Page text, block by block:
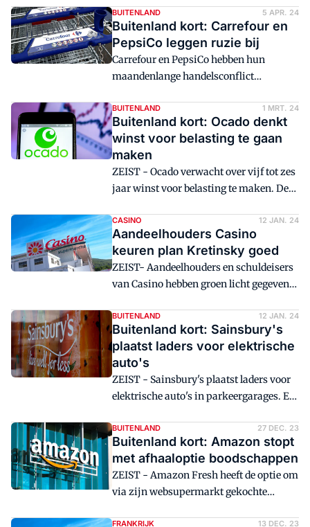
gemaksmarkt, snijdt in het
personeelsbestand en verkoopt slecht
presterende winkels.
BUITENLAND 5 APR. 24
Buitenland kort: Carrefour en
PepsiCo leggen ruzie bij
Carrefour en PepsiCo hebben hun
maandenlange handelsconflict
BUITENLAND 1 MRT. 24
Buitenland kort: Ocado denkt
winst voor belasting te gaan
maken
ZEIST - Ocado verwacht over vijf tot zes
jaar winst voor belasting te maken. De
komende jaren genoeg geld genereren
om de toekomstige groei van de groep te
financieren en voor een positieve
cashflow te zorgen.
CASINO 12 JAN. 24
Aandeelhouders Casino
keuren plan Kretinsky goed
ZEIST- Aandeelhouders en schuldeisers
van Casino hebben groen licht gegeven
door de Tsjechische miljardair Daniel
Kretinsky.
BUITENLAND 12 JAN. 24
Buitenland kort: Sainsbury's
plaatst laders voor elektrische
auto's
ZEIST - Sainsbury's plaatst laders voor
elektrische auto's in parkeergarages. En
hypermarktketen Real gaat een nieuwe
fase in. Rewe begint met de ombouw van
zijn overgenomen vestigingspunten.
BUITENLAND 27 DEC. 23
Buitenland kort: Amazon stopt
met afhaaloptie boodschappen
ZEIST - Amazon Fresh heeft de optie om
via zijn websupermarkt gekochte
FRANKRIJK 13 DEC. 23